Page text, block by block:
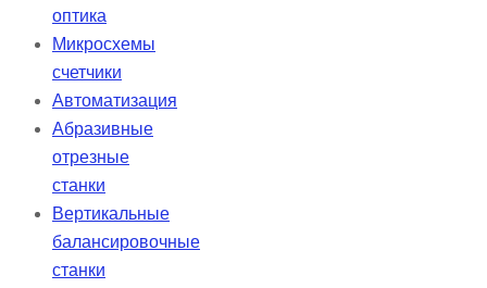
оптика
Микросхемы
счетчики
Автоматизация
Абразивные
отрезные
станки
Вертикальные
балансировочные
станки